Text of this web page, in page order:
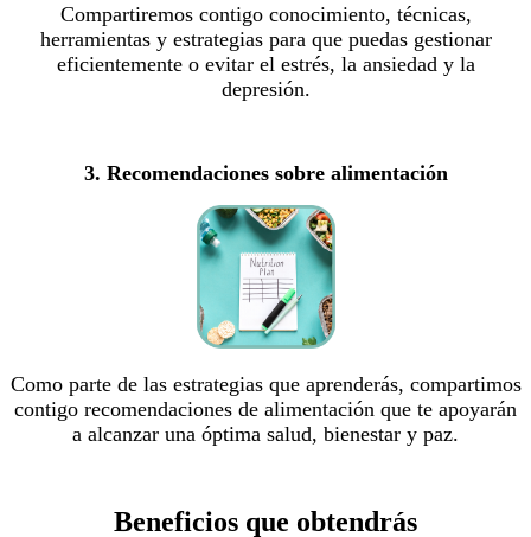
Compartiremos contigo conocimiento, técnicas,
herramientas y estrategias para que puedas gestionar
eficientemente o evitar el estrés, la ansiedad y la
depresión.
3. Recomendaciones sobre alimentación
Como parte de las estrategias que aprenderás, compartimos
contigo recomendaciones de alimentación que te apoyarán
a alcanzar una óptima salud, bienestar y paz.
Beneficios que obtendrás